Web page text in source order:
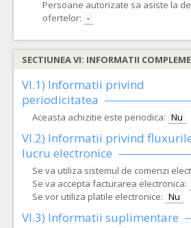
Persoane autorizate sa asiste la
ofertelor: -
SECTIUNEA VI: INFORMATII
VI.1) Informatii privind
periodicitatea
Aceasta achizitie este periodica: Nu
VI.2) Informatii privind
lucru electronice
Se va utiliza sistemul de comenzi
Se va accepta facturarea electronica:
Se vor utiliza platile electronice: Nu
VI.3) Informatii suplimentare